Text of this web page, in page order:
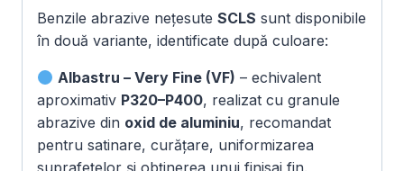
Benzile abrazive nețesute SCLS sunt disponibile
în două variante, identificate după culoare:
Albastru – Very Fine (VF) – echivalent
aproximativ P320–P400, realizat cu granule
abrazive din oxid de aluminiu, recomandat
pentru satinare, curățare, uniformizarea